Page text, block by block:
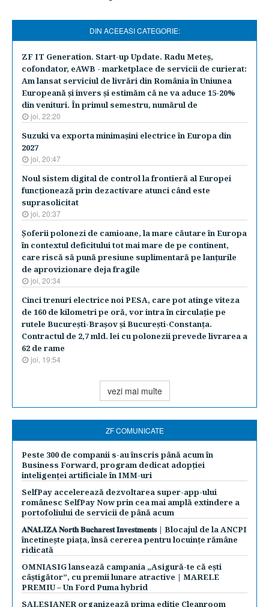
DIN ACEEASI CATEGORIE:
ZF IT Generation. Start-up Update. Radu Meteş,
cofondator, eAWB - marketplace de servicii de curierat:
Am lansat serviciul de livrări din România în Uniunea
Europeană şi invers şi estimăm că ne va aduce 15-20%
din venituri. În primul semestru, numărul de
joi, 22:20
Suzuki va exporta minimaşini electrice în Europa din
2027
joi, 20:47
Noul sistem digital de control la frontieră al Europei
funcţionează prin dezactivare atunci când este
suprasolicitat
joi, 20:37
Şoferii polonezi de camioane, la mare căutare în Europa
în contextul deficitului tot mai mare de pe continent,
care riscă să pună presiune suplimentară pe lanţurile
de aprovizionare deja fragile
joi, 20:34
Cinci trenuri electrice noi PESA, care pot atinge viteza
de 160 de kilometri pe oră, vor intra în circulaţie pe
rutele Bucureşti-Braşov şi Bucureşti-Constanţa.
Contractul de 2,7 mld. lei cu polonezii prevede livrarea a
62 de rame
joi, 19:54
vezi mai multe
ZF COMUNICATE
Peste 300 de companii s-au înscris până acum în
Business Forward, program dedicat adopției
inteligenței artificiale în IMM-uri
SelfPay accelerează dezvoltarea super-app-ului
românesc SelfPay Now prin cea mai amplă extindere a
portofoliului de servicii de până acum
𝐀𝐍𝐀𝐋𝐈𝐙𝐀 𝐍𝐨𝐫𝐭𝐡 𝐁𝐮𝐜𝐡𝐚𝐫𝐞𝐬𝐭 𝐈𝐧𝐯𝐞𝐬𝐭𝐦𝐞𝐧𝐭𝐬 | Blocajul de la ANCPI
încetinește piața, însă cererea pentru locuințe rămâne
ridicată
OMNIASIG lansează campania „Asigură-te că ești
câștigător”, cu premii lunare atractive | MARELE
PREMIU – Un Ford Puma hybrid
SALESIANER organizează prima ediție Cleanroom